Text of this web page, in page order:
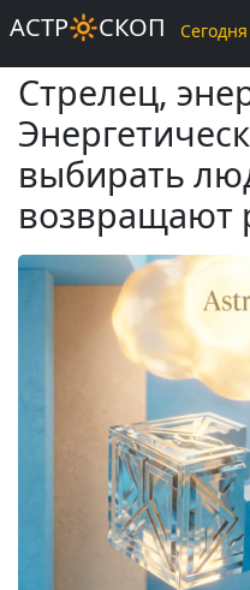
Стрелец,
выбирать
возвращают
АСТР🔆СКОП Сегодня